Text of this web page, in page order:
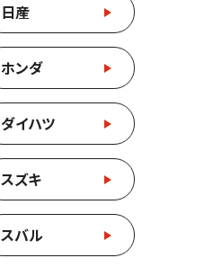
日産
ホンダ
ダイハツ
スズキ
スバル